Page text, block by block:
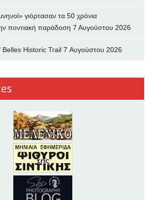
γιόρτασαν τα 50 χρόνια
ποντιακή παράδοση 7 Αυγούστου 2026
Belles Historic Trail 7 Αυγούστου 2026